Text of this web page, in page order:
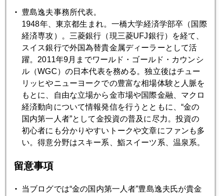
対ＧＤＰ比、米国９０％、ＥＵ６０％、中国２０％。口蹄
（こうてい）疫みたいに連鎖が急速に広がる懸念は相対的に
低い。地域的に抑え込める。
なお、米国議会で審議中の新金融規制に関しては、デリバテ
ィブ、自己勘定部門などに対する具体的規制措置がまだ固ま
らず。最終段階でもたついている。
2010年
1月 2月 3月 4月 5月 6月
7月
豊島逸夫事務所代表。
1948年、東京都生まれ。一橋大学経済学部卒（国際
経済専攻）。三菱銀行（現三菱UFJ銀行）を経て、
スイス銀行で外国為替貴金属ディーラーとして活
躍。2011年9月までワールド・ゴールド・カウンシ
ル（WGC）の日本代表を務める。独立後はチュー
リッヒやニューヨークでの豊富な相場体験と人脈を
もとに、自由な立場から金市場や国際金融、マクロ
経済動向について情報発信を行うとともに、“金の
国内第一人者”として金投資の普及に尽力。投資の
初心者にも分かりやすいトークや文章にファンも多
い。得意分野はスキー系、鮨スイーツ系、温泉系。
留意事項
当ブログでは“金の国内第一人者”豊島逸夫氏が貴金